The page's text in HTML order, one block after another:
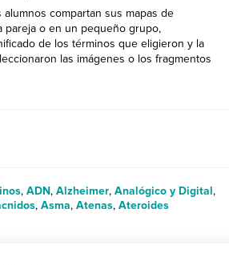
compartan sus mapas de
pareja o en un pequeño grupo,
de los términos que eligieron y la
las imágenes o los fragmentos
, ADN, Alzheimer, Analógico y Digital,
, Asma, Atenas, Ateroides